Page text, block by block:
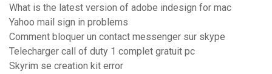
What is the latest version of adobe indesign for mac
Yahoo mail sign in problems
Comment bloquer un contact messenger sur skype
Telecharger call of duty 1 complet gratuit pc
Skyrim se creation kit error